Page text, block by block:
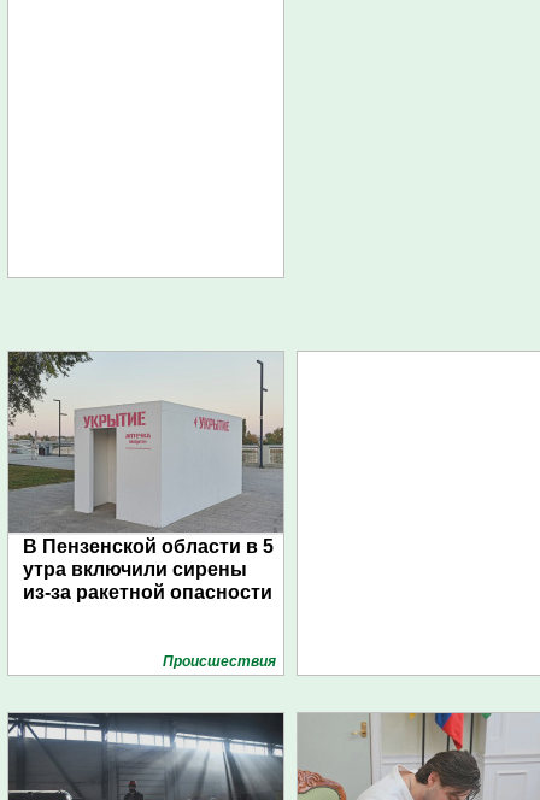
В Пензенской области в 5
утра включили сирены
из-за ракетной опасности
Проиcшествия